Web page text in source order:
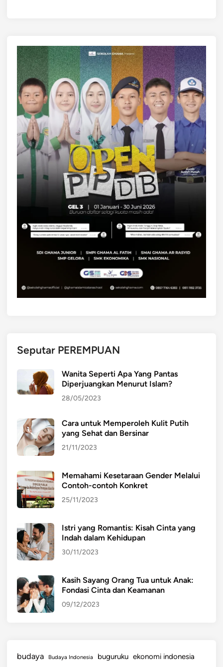
Seputar PEREMPUAN
Wanita Seperti Apa Yang Pantas
Diperjuangkan Menurut Islam?
28/05/2023
Cara untuk Memperoleh Kulit Putih
yang Sehat dan Bersinar
21/11/2023
Memahami Kesetaraan Gender Melalui
Contoh-contoh Konkret
25/11/2023
Istri yang Romantis: Kisah Cinta yang
Indah dalam Kehidupan
30/11/2023
Kasih Sayang Orang Tua untuk Anak:
Fondasi Cinta dan Keamanan
09/12/2023
budaya Budaya Indonesia buguruku ekonomi indonesia